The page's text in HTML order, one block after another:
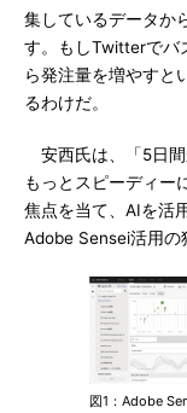
集しているデータか
す。もしTwitterでバ
ら発注量を増やすと
るわけだ。
安西氏は、「5日間
もっとスピーディー
焦点を当て、AIを活
Adobe Sensei活用の
図1：Adobe